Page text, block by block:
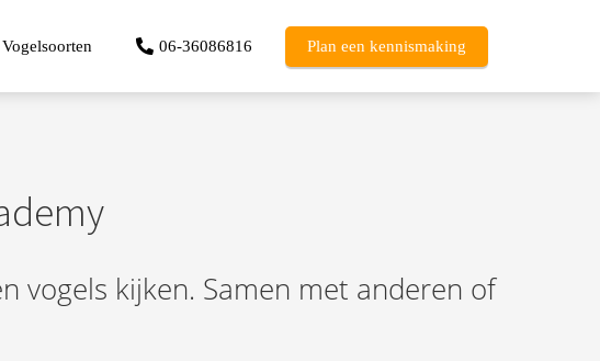
Vogelsoorten 06-36086816 Plan een kennismaking
vogels kijken. Samen met anderen of